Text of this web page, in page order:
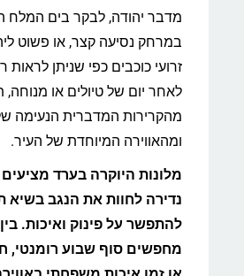
מדבר יהודה, לבקר בים
במרחק נסיעה קצר, או פשוט
זרועי כוכבים כפי שניתן
לאחר יום של טיולים או מנוחה,
מהקרירות המדברית הנעימה
ומהאווירה המיוחדת של העיר.
מלונות היוקרה בערד
נדירה לחוות את הנגב בשיא
להתפשר על פינוק ואיכות.
מחפשים סוף שבוע רומנטי,